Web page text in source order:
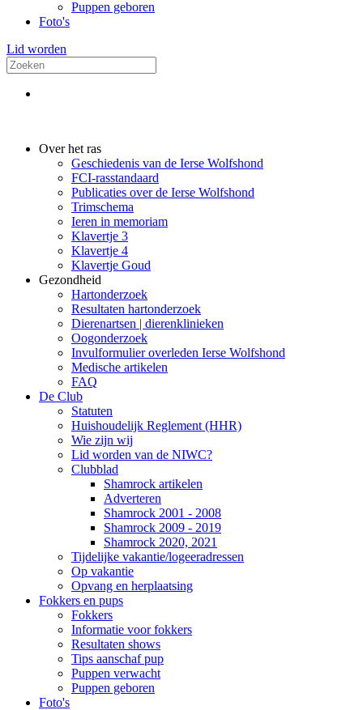
Puppen geboren
Foto's
Lid worden
Over het ras
Geschiedenis van de Ierse Wolfshond
FCI-rasstandaard
Publicaties over de Ierse Wolfshond
Trimschema
Ieren in memoriam
Klavertje 3
Klavertje 4
Klavertje Goud
Gezondheid
Hartonderzoek
Resultaten hartonderzoek
Dierenartsen | dierenklinieken
Oogonderzoek
Invulformulier overleden Ierse Wolfshond
Medische artikelen
FAQ
De Club
Statuten
Huishoudelijk Reglement (HHR)
Wie zijn wij
Lid worden van de NIWC?
Clubblad
Shamrock artikelen
Adverteren
Shamrock 2001 - 2008
Shamrock 2009 - 2019
Shamrock 2020, 2021
Tijdelijke vakantie/logeeradressen
Op vakantie
Opvang en herplaatsing
Fokkers en pups
Fokkers
Informatie voor fokkers
Resultaten shows
Tips aanschaf pup
Puppen verwacht
Puppen geboren
Foto's